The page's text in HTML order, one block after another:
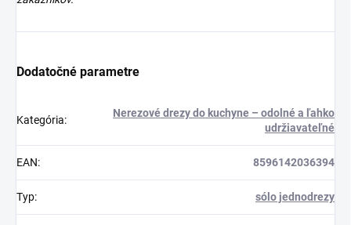
Dodatočné parametre
Kategória:
Nerezové drezy do kuchyne – odolné a ľahko
udržiavateľné
EAN: 8596142036394
Typ: sólo jednodrezy